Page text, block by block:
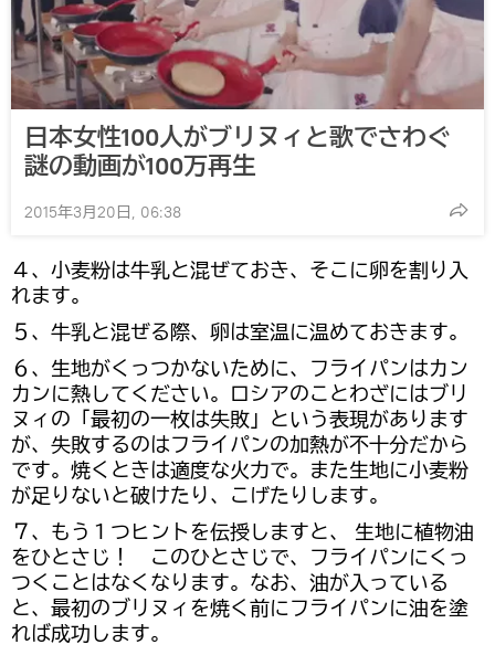
日本女性100人がブリヌィと歌でさわぐ
謎の動画が100万再生
2015年3月20日, 06:38
４、小麦粉は牛乳と混ぜておき、そこに卵を割り入
れます。
５、牛乳と混ぜる際、卵は室温に温めておきます。
６、生地がくっつかないために、フライパンはカン
カンに熱してください。ロシアのことわざにはブリ
ヌィの「最初の一枚は失敗」という表現があります
が、失敗するのはフライパンの加熱が不十分だから
です。焼くときは適度な火力で。また生地に小麦粉
が足りないと破けたり、こげたりします。
７、もう１つヒントを伝授しますと、 生地に植物油
をひとさじ！ このひとさじで、フライパンにくっ
つくことはなくなります。なお、油が入っている
と、最初のブリヌィを焼く前にフライパンに油を塗
れば成功します。